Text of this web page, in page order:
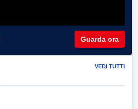
Guarda ora
VEDI TUTTI